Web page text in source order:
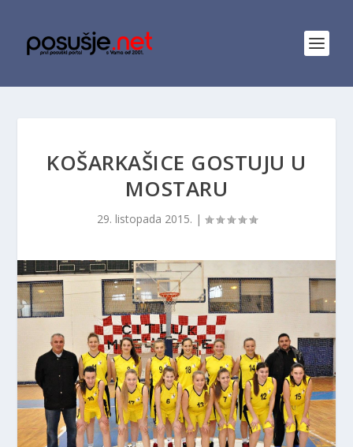
KOŠARKAŠICE GOSTUJU U
MOSTARU
29. listopada 2015. |